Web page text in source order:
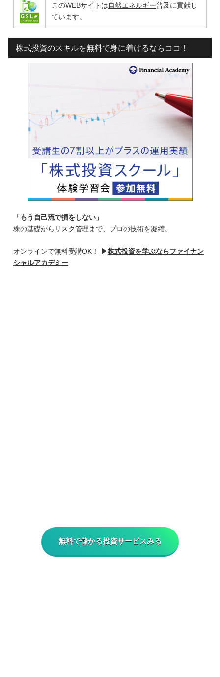
このWEBサイトは 自然エネルギー普及に貢献し
ています。
株式投資のスキルを無料で身に着けるならココ！
「もう自己流で損をしない」
株の基礎からリスク管理まで、プロの技術を凝縮。
オンラインで無料受講OK！ ▶株式投資を学ぶならファイナン
シャルアカデミー
無料で儲かる投資サービスみる